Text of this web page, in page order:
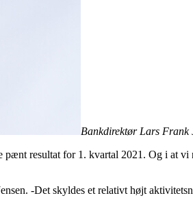
Bankdirektør Lars Frank
resultat for 1. kvartal 2021. Og i at
-Det skyldes et relativt højt